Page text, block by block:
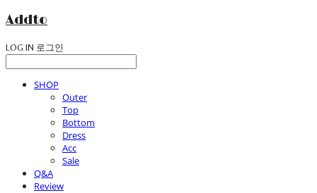
Addto
LOG IN 로그인
SHOP
Outer
Top
Bottom
Dress
Acc
Sale
Q&A
Review